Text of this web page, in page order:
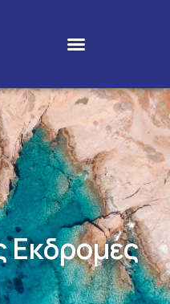
Εκδρομές